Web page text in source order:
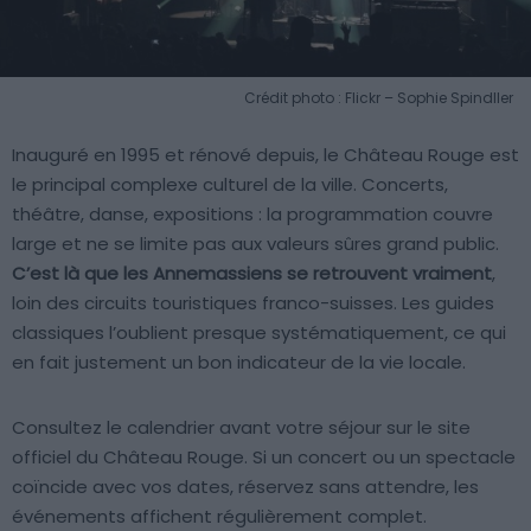
Crédit photo : Flickr – Sophie Spindller
Inauguré en 1995 et rénové depuis, le Château Rouge est
le principal complexe culturel de la ville. Concerts,
théâtre, danse, expositions : la programmation couvre
large et ne se limite pas aux valeurs sûres grand public.
C’est là que les Annemassiens se retrouvent vraiment,
loin des circuits touristiques franco-suisses. Les guides
classiques l’oublient presque systématiquement, ce qui
en fait justement un bon indicateur de la vie locale.
Consultez le calendrier avant votre séjour sur le site
officiel du Château Rouge. Si un concert ou un spectacle
coïncide avec vos dates, réservez sans attendre, les
événements affichent régulièrement complet.